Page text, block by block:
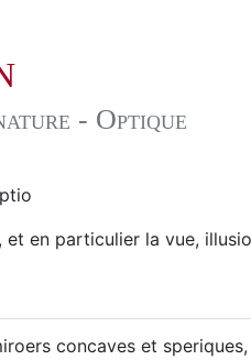
- Optique
et en particulier la vue,
concaves et